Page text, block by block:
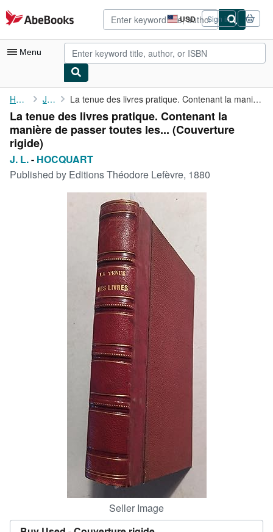
Skip to main content
AbeBooks.com USD
Site
shopping
preferences
Sign in
Menu
My Account
My Purchases
Advanced Search
Browse Collections
CLOSE
Home J. L. La tenue des livres pratique. Contenant la manière de passer ...
La tenue des livres pratique. Contenant la
manière de passer toutes les... (Couverture
rigide)
J. L.- HOCQUART
Published by Editions Théodore Lefèvre, 1880
Seller Image